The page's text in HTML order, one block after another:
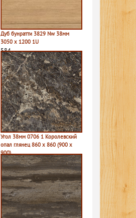
Дуб бунратти 3829 Nw 38мм
3050 х 1200 1U
584
Угол 38мм 0706 1 Королевский
опал глянец 860 х 860 (900 х
900)
270